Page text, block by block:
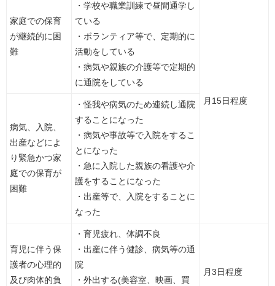
家庭での保育
が継続的に困
難
・学校や職業訓練で昼間通学し
ている
・ボランティア等で、定期的に
活動をしている
・病気や親族の介護等で定期的
に通院をしている
月15日程度
病気、入院、
出産などによ
り緊急かつ家
庭での保育が
困難
・怪我や病気のため連続し通院
することになった
・病気や事故等で入院をするこ
とになった
・急に入院した親族の看護や介
護をすることになった
・出産等で、入院をすることに
なった
育児に伴う保
護者の心理的
及び肉体的負
・育児疲れ、体調不良
・出産に伴う健診、病気等の通
院
・外出する(美容室、映画、買
月3日程度